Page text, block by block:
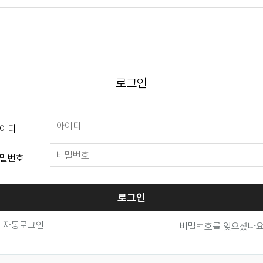
로그인
디
번호
로그인
자동로그인 비밀번호를 잊으셨나